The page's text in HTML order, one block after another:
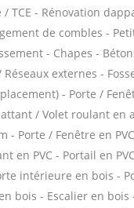
TCE - Rénovation
de combles -
- Chapes -
externes -
- Porte /
/ Volet roulant en
- Porte / Fenêtre en
en PVC - Portail en
intérieure en bois -
bois - Escalier en bois